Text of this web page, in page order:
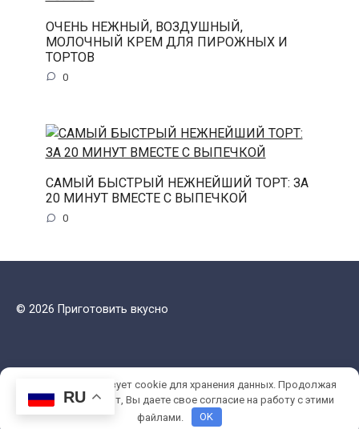
ОЧЕНЬ НЕЖНЫЙ, ВОЗДУШНЫЙ,
МОЛОЧНЫЙ КРЕМ ДЛЯ ПИРОЖНЫХ И
ТОРТОВ
0
САМЫЙ БЫСТРЫЙ НЕЖНЕЙШИЙ ТОРТ: ЗА
20 МИНУТ ВМЕСТЕ С ВЫПЕЧКОЙ
0
© 2026 Приготовить вкусно
RU
Этот сайт использует cookie для хранения данных. Продолжая
использовать сайт, Вы даете свое согласие на работу с этими
файлами.
OK